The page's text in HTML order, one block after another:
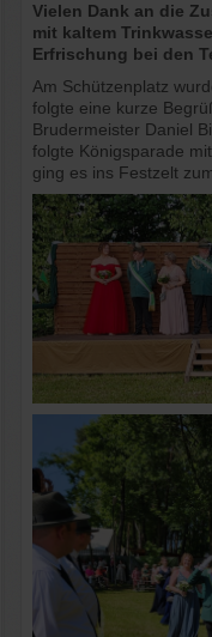
Vielen Dank an die
mit kaltem
Erfrischung bei den
Am Schützenplatz
folgte eine kurze
Brudermeister Daniel
folgte Königsparade
ging es ins Festzelt